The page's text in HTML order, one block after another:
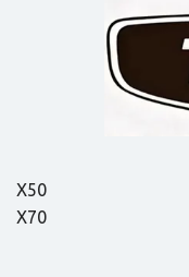
X50
X70